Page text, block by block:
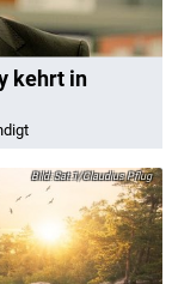
kehrt in
Sat.1/Claudius Pflug